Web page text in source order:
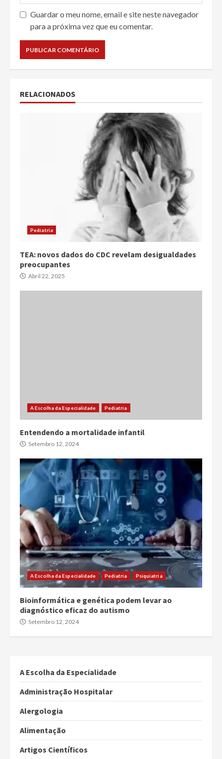
Guardar o meu nome, email e site neste navegador
para a próxima vez que eu comentar.
RELACIONADOS
Pediatria
TEA: novos dados do CDC revelam desigualdades
preocupantes
Abril 22, 2025
A Escolha da Especialidade Pediatria
Entendendo a mortalidade infantil
Setembro 12, 2024
A Escolha da Especialidade Pediatria Psiquiatria
Bioinformática e genética podem levar ao
diagnóstico eficaz do autismo
Setembro 12, 2024
A Escolha da Especialidade
Administração Hospitalar
Alergologia
Alimentação
Artigos Científicos